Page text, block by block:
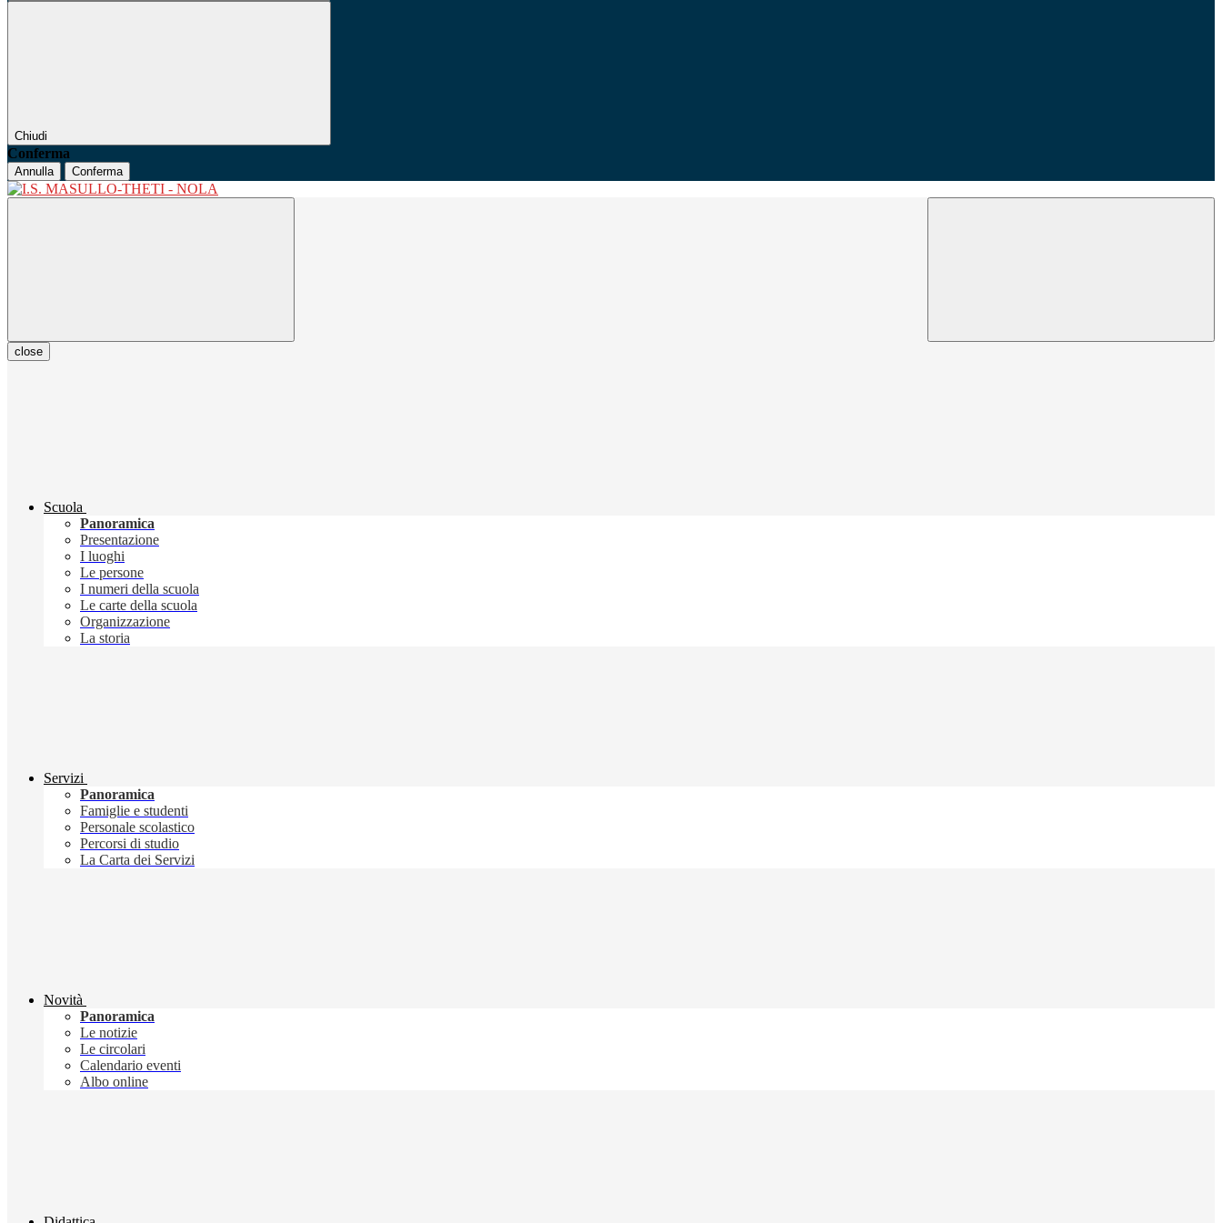
Chiudi
Conferma
Annulla Conferma
close
Scuola
Panoramica
Presentazione
I luoghi
Le persone
I numeri della scuola
Le carte della scuola
Organizzazione
La storia
Servizi
Panoramica
Famiglie e studenti
Personale scolastico
Percorsi di studio
La Carta dei Servizi
Novità
Panoramica
Le notizie
Le circolari
Calendario eventi
Albo online